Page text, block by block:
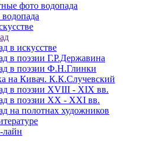
фото водопада
в искусстве
в поэзии Г.Р.Державина
в поэзии Ф.Н.Глинки
на Кивач. К.К.Случевский
в поэзии XVIII - XIX вв.
в поэзии XX - XXI вв.
на полотнах художников
лайн